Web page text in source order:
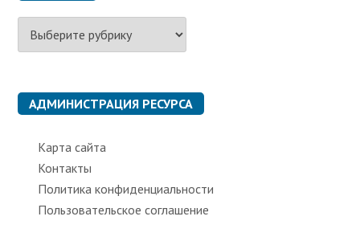
Р
б
к
и АДМИНИСТРАЦИЯ РЕСУРСА
Карта сайта
Контакты
Политика конфиденциальности
Пользовательское соглашение